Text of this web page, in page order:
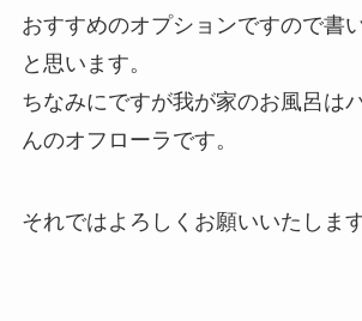
おすすめのオプションですので書
と思います。
ちなみにですが我が家のお風呂は
んのオフローラです。
それではよろしくお願いいたします